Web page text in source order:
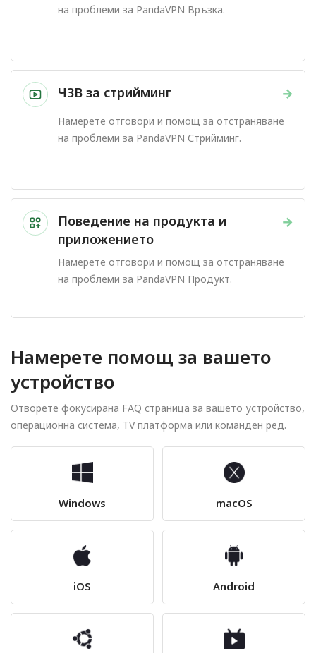
на проблеми за PandaVPN Връзка.
→
ЧЗВ за стрийминг
Намерете отговори и помощ за отстраняване
на проблеми за PandaVPN Стрийминг.
→
Поведение на продукта и
приложението
Намерете отговори и помощ за отстраняване
на проблеми за PandaVPN Продукт.
Намерете помощ за вашето
устройство
Отворете фокусирана FAQ страница за вашето устройство,
операционна система, TV платформа или команден ред.
Windows macOS
iOS Android